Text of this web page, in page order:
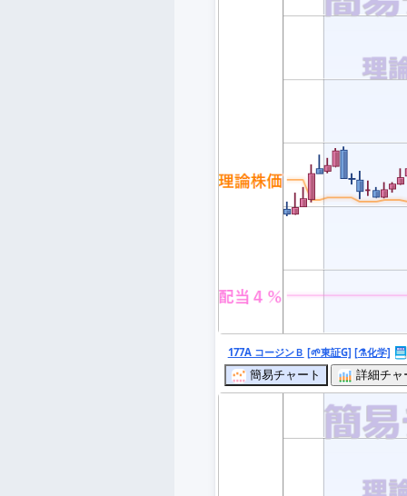
177A コージンＢ [🌱東証G] [⚗️化学]
簡易チャート
詳細チャ